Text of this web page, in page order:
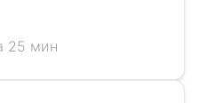
25 мин